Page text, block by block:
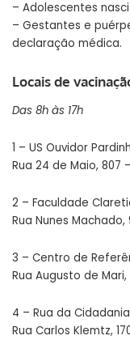
– Adolescentes
– Gestantes e
declaração médica.
Locais de
Das 8h às 17h
1 – US Ouvidor
Rua 24 de Maio, 807
2 – Faculdade
Rua Nunes
3 – Centro de
Rua Augusto de Mari,
4 – Rua da
Rua Carlos Klemtz,